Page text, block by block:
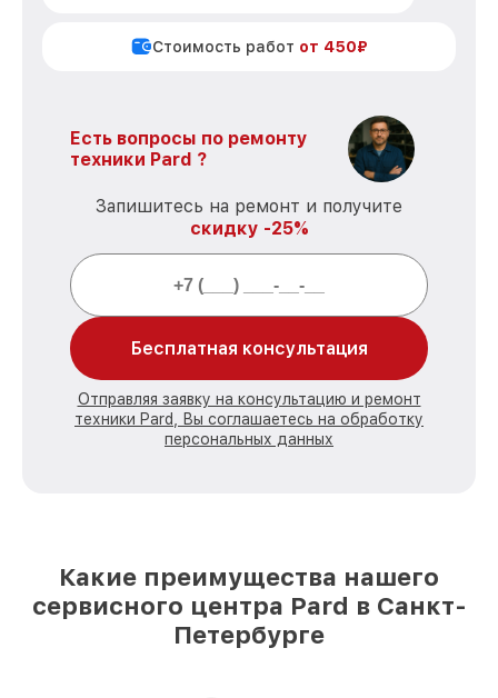
Стоимость работ от 450₽
Есть вопросы по ремонту
техники Pard ?
Запишитесь на ремонт и получите
скидку -25%
Бесплатная консультация
Отправляя заявку на консультацию и ремонт
техники Pard, Вы соглашаетесь на обработку
персональных данных
Какие преимущества нашего
сервисного центра Pard в Санкт-
Петербурге